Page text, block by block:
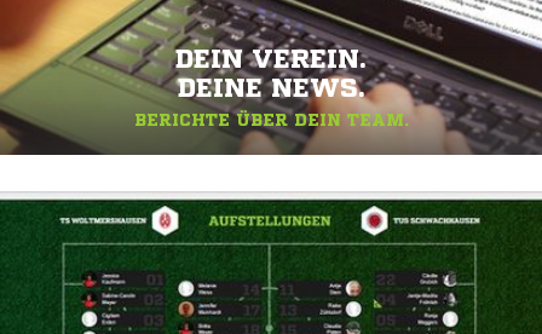
DEIN VEREIN.
DEINE NEWS.
BERICHTE ÜBER DEIN TEAM.